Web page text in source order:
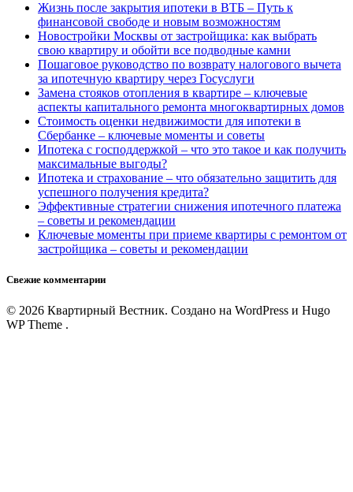
Жизнь после закрытия ипотеки в ВТБ – Путь к
финансовой свободе и новым возможностям
Новостройки Москвы от застройщика: как выбрать
свою квартиру и обойти все подводные камни
Пошаговое руководство по возврату налогового вычета
за ипотечную квартиру через Госуслуги
Замена стояков отопления в квартире – ключевые
аспекты капитального ремонта многоквартирных домов
Стоимость оценки недвижимости для ипотеки в
Сбербанке – ключевые моменты и советы
Ипотека с господдержкой – что это такое и как получить
максимальные выгоды?
Ипотека и страхование – что обязательно защитить для
успешного получения кредита?
Эффективные стратегии снижения ипотечного платежа
– советы и рекомендации
Ключевые моменты при приеме квартиры с ремонтом от
застройщика – советы и рекомендации
Свежие комментарии
© 2026 Квартирный Вестник. Создано на WordPress и Hugo
WP Theme .